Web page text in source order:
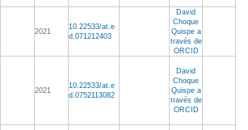
2021
10.22533/at.e
d.071212403
David
Choque
Quispe a
través de
ORCID
2021
10.22533/at.e
d.0752113082
David
Choque
Quispe a
través de
ORCID